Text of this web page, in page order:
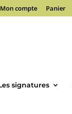
Mon compte Panier
signatures